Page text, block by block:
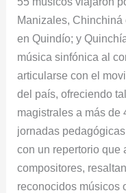
Manizales,
en Quindío; y
música sinfónica al
articularse con el
del país, ofreciendo
magistrales a más de
jornadas
con un repertorio que
compositores,
reconocidos músicos
8
conciertos